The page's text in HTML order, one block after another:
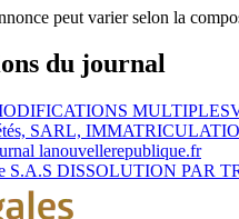
peut varier selon la
du journal
MULTIPLES
SARL,
lanouvellerepublique.fr
S.A.S DISSOLUTION PAR